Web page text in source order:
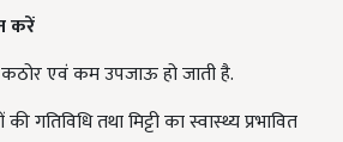
करें
एवं कम उपजाऊ हो जाती है.
गतिविधि तथा मिट्टी का स्वास्थ्य प्रभावित